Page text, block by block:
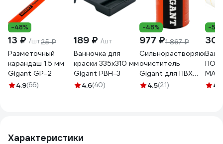
-48%
13 ₽ /шт25 ₽
Разметочный
карандаш 1.5 мм
Gigant GP-2
4.9(66)
189 ₽ /шт
Ванночка для
краски 335х310 мм
Gigant PBH-3
4.6(40)
-48%
977 ₽1 867 ₽
Сильнорастворяющий
очиститель
Gigant для ПВХ
1000 мл GPC-5
4.5(21)
-5%
4.8
Характеристики